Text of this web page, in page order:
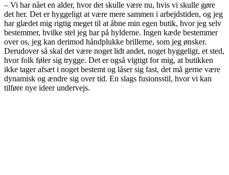
– Vi har nået en alder, hvor det skulle være nu, hvis vi skulle gøre
det her. Det er hyggeligt at være mere sammen i arbejdstiden, og jeg
har glædet mig rigtig meget til at åbne min egen butik, hvor jeg selv
bestemmer, hvilke stel jeg har på hylderne. Ingen kæde bestemmer
over os, jeg kan derimod håndplukke brillerne, som jeg ønsker.
Derudover så skal det være noget lidt andet, noget hyggeligt, et sted,
hvor folk føler sig trygge. Det er også vigtigt for mig, at butikken
ikke tager afsæt i noget bestemt og låser sig fast, det må gerne være
dynamisk og ændre sig over tid. En slags fusionsstil, hvor vi kan
tilføre nye ideer undervejs.